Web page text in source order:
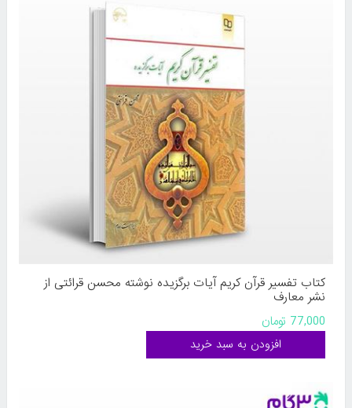
کتاب تفسیر قرآن کریم آیات برگزیده نوشته محسن قرائتی از
نشر معارف
77,000 تومان